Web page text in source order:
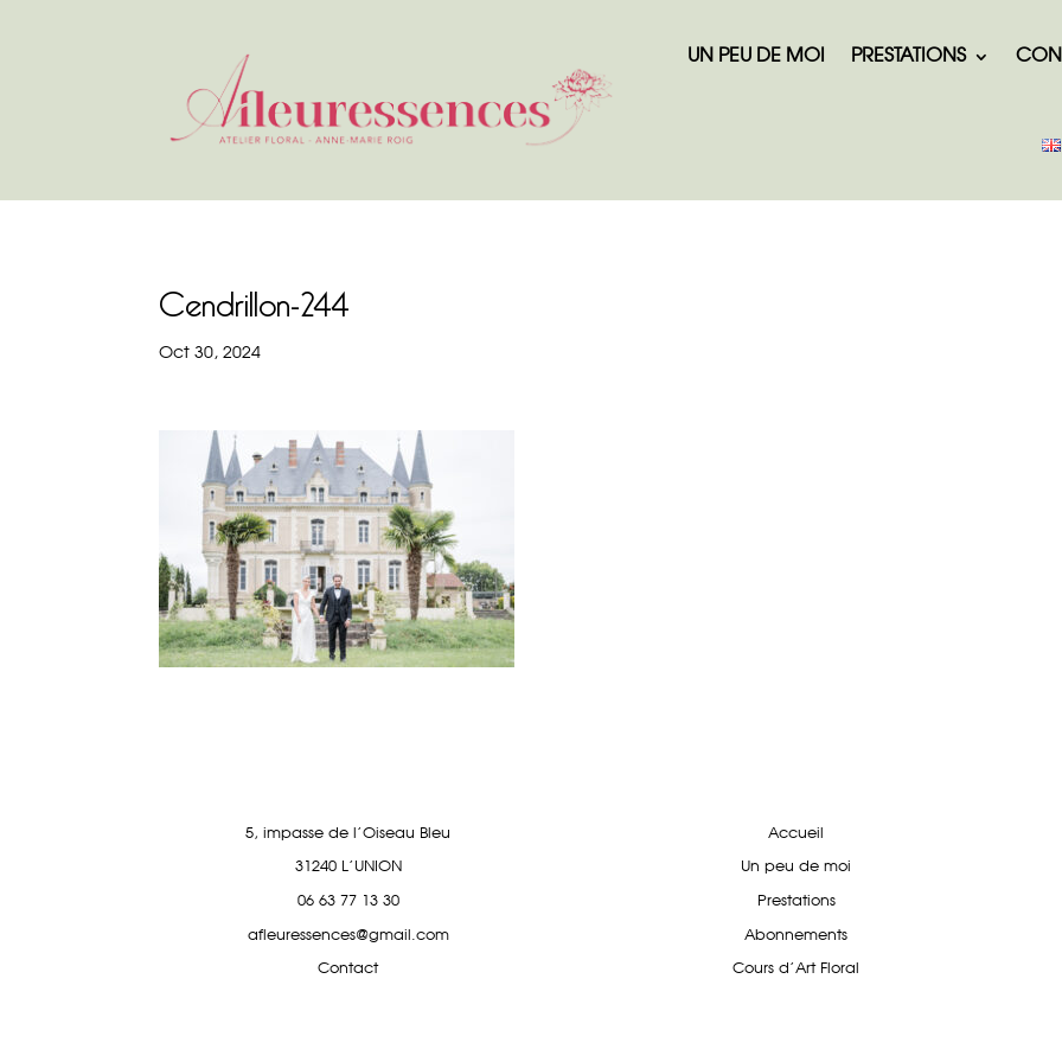
UN PEU DE MOI PRESTATIONS
Cendrillon-244
Oct 30, 2024
5, impasse de l'Oiseau Bleu
31240 L'UNION
06 63 77 13 30
afleuressences@gmail.com
Contact
Accueil
Un peu de moi
Prestations
Abonnements
Cours d'Art Floral